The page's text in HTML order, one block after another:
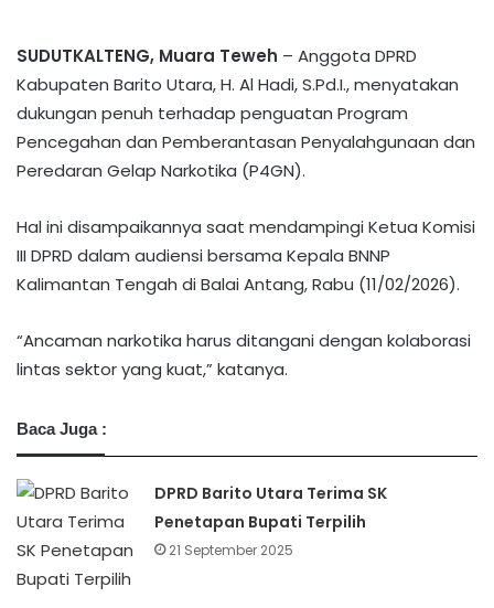
SUDUTKALTENG, Muara Teweh – Anggota DPRD
Kabupaten Barito Utara, H. Al Hadi, S.Pd.I., menyatakan
dukungan penuh terhadap penguatan Program
Pencegahan dan Pemberantasan Penyalahgunaan dan
Peredaran Gelap Narkotika (P4GN).
Hal ini disampaikannya saat mendampingi Ketua Komisi
III DPRD dalam audiensi bersama Kepala BNNP
Kalimantan Tengah di Balai Antang, Rabu (11/02/2026).
“Ancaman narkotika harus ditangani dengan kolaborasi
lintas sektor yang kuat,” katanya.
Baca Juga :
DPRD Barito Utara Terima SK
Penetapan Bupati Terpilih
21 September 2025